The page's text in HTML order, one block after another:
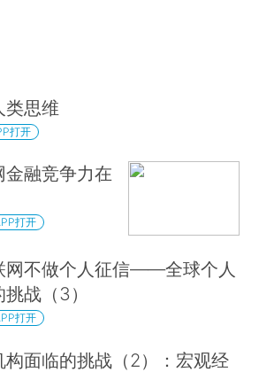
类思维
打开
融竞争力在
打开
网不做个人征信——全球个人
战（3）
打开
构面临的挑战（2）：宏观经